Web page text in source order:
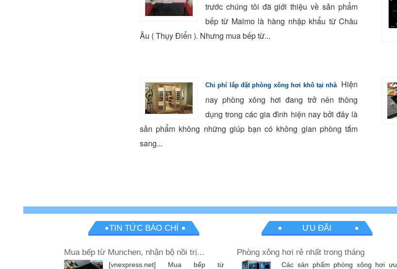
trước chúng tôi đã giới thiệu về sản phẩm
bếp từ Malmo là hàng nhập khẩu từ Châu
Âu ( Thụy Điển ). Nhưng mua bếp từ...
Chi phí lắp đặt phòng xông hơi khô tại nhàHiện
nay phòng xông hơi đang trở nên thông
dụng trong các gia đình hiện nay bởi đây là
sản phẩm không những giúp bạn có không gian phòng tắm
sang...
TIN TỨC BÁO CHÍ
Mua bếp từ Munchen, nhận bộ nồi trị...
[vnexpress.net] Mua bếp từ
ƯU ĐÃI
Phòng xông hơi rẻ nhất trong tháng
Các sản phẩm phòng xông hơi ưu